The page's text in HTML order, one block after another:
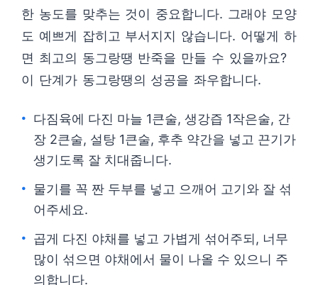
한 농도를 맞추는 것이 중요합니다. 그래야 모양
도 예쁘게 잡히고 부서지지 않습니다. 어떻게 하
면 최고의 동그랑땡 반죽을 만들 수 있을까요?
이 단계가 동그랑땡의 성공을 좌우합니다.
다짐육에 다진 마늘 1큰술, 생강즙 1작은술, 간
장 2큰술, 설탕 1큰술, 후추 약간을 넣고 끈기가
생기도록 잘 치대줍니다.
물기를 꼭 짠 두부를 넣고 으깨어 고기와 잘 섞
어주세요.
곱게 다진 야채를 넣고 가볍게 섞어주되, 너무
많이 섞으면 야채에서 물이 나올 수 있으니 주
의합니다.